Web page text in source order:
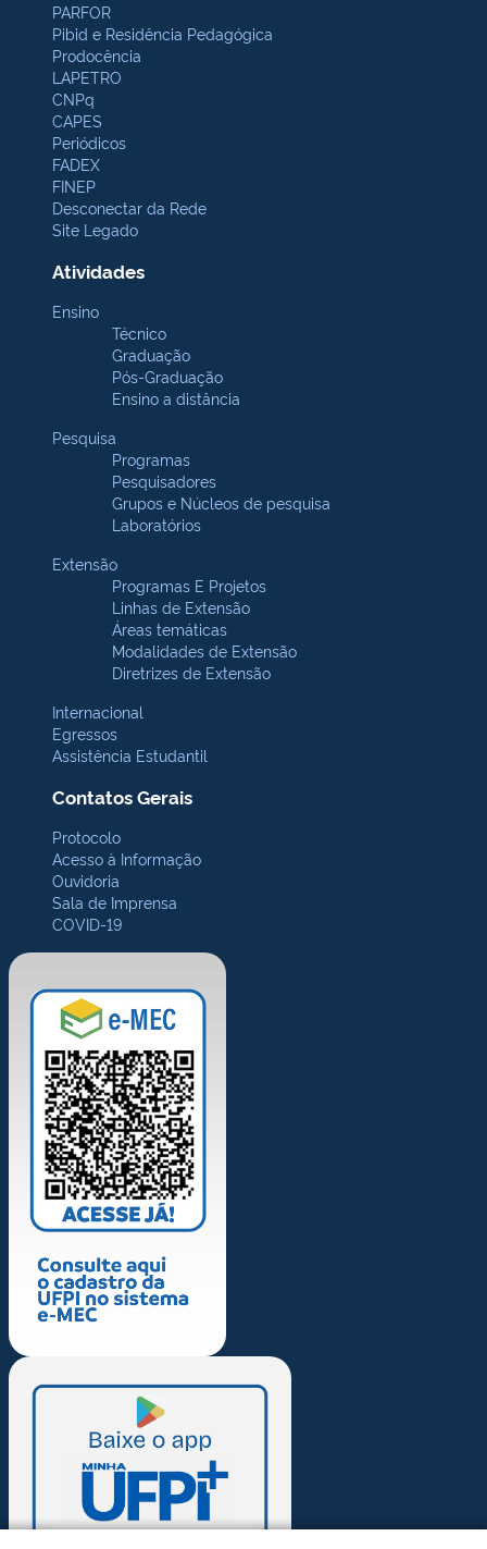
PARFOR
Pibid e Residência Pedagógica
Prodocência
LAPETRO
CNPq
CAPES
Periódicos
FADEX
FINEP
Desconectar da Rede
Site Legado
Atividades
Ensino
Técnico
Graduação
Pós-Graduação
Ensino a distância
Pesquisa
Programas
Pesquisadores
Grupos e Núcleos de pesquisa
Laboratórios
Extensão
Programas E Projetos
Linhas de Extensão
Áreas temáticas
Modalidades de Extensão
Diretrizes de Extensão
Internacional
Egressos
Assistência Estudantil
Contatos Gerais
Protocolo
Acesso à Informação
Ouvidoria
Sala de Imprensa
COVID-19